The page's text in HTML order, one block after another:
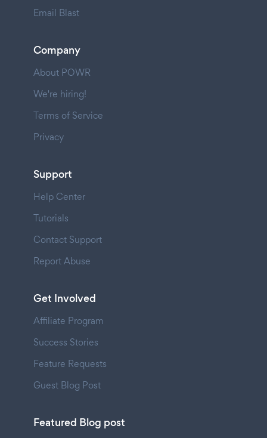
Email Blast
Company
About POWR
We're hiring!
Terms of Service
Privacy
Support
Help Center
Tutorials
Contact Support
Report Abuse
Get Involved
Affiliate Program
Success Stories
Feature Requests
Guest Blog Post
Featured Blog post